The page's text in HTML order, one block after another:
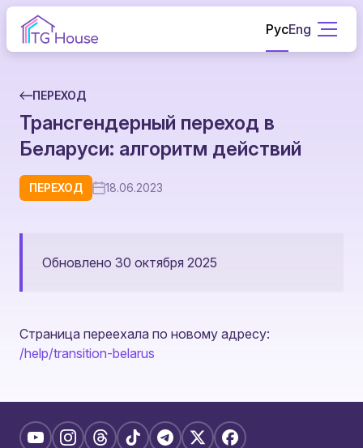
РусEng
ПЕРЕХОД
Трансгендерный переход в
Беларуси: алгоритм действий
ПЕРЕХОД 18.06.2023
Обновлено 30 октября 2025
Страница переехала по новому адресу:
/help/transition-belarus